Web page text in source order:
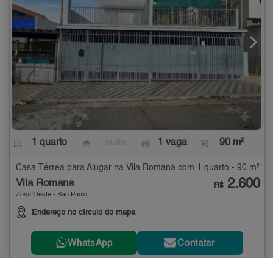
1 quarto 1 vaga 90 m²
Casa Térrea para Alugar na Vila Romana com 1 quarto - 90 m²
Vila Romana
Zona Oeste - São Paulo
Endereço no círculo do mapa
R$ 2.600
WhatsApp Contatar